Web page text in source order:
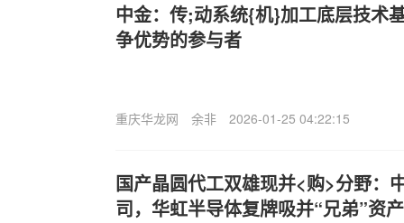
中金：传;动系统{机}加工底层技术
争优势的参与者
重庆华龙网 余非 2026-01-25 04:22:15
国产晶圆代工双雄现并<购>分野：
司，华虹半导体复牌吸并“兄弟”资产